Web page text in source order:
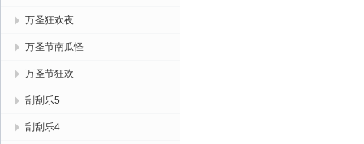
万圣狂欢夜
万圣节南瓜怪
万圣节狂欢
刮刮乐5
刮刮乐4